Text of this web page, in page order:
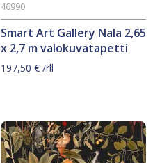
Smart Art Gallery Nala 2,65
x 2,7 m valokuvatapetti
46990
197,50 € /rll